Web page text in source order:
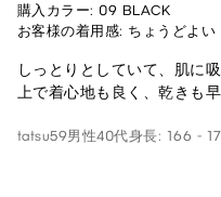
購入カラー: 09 BLACK
お客様の着用感: ちょうどよい
しっとりとしていて、肌に
上で着心地も良く、乾きも早
tatsu59男性40代身長: 166 -